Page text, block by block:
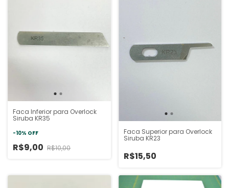
Faca Inferior para Overlock
Siruba KR35
-10% OFF
R$9,00 R$10,00
Faca Superior para Overlock
Siruba KR23
R$15,50